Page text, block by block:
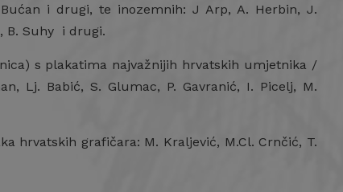
i drugi, te inozemnih: J Arp, A. Herbin, J.
B. Suhy i drugi.
s plakatima najvažnijih hrvatskih umjetnika /
Lj. Babić, S. Glumac, P. Gavranić, I. Picelj, M.
hrvatskih grafičara: M. Kraljević, M.Cl. Crnčić, T.